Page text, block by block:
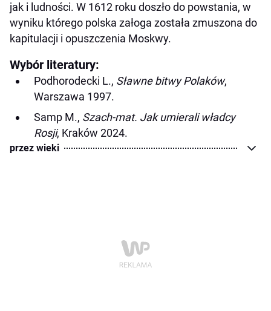
jak i ludności. W 1612 roku doszło do powstania, w
wyniku którego polska załoga została zmuszona do
kapitulacji i opuszczenia Moskwy. ​
Wybór literatury:
Podhorodecki L., Sławne bitwy Polaków,
Warszawa 1997.
Samp M., Szach-mat. Jak umierali władcy
Rosji, Kraków 2024.
przez wieki